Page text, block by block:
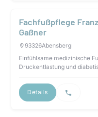
Fachfußpflege
Gaßner
93326Abensberg
Einfühlsame medizinische
Druckentlastung und
Details